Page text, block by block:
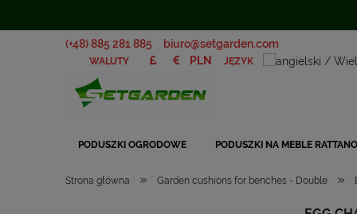
(+48) 885 281 885 biuro@setgarden.com
JĘZYK
WALUTY
PODUSZKI OGRODOWE PODUSZKI NA MEBLE
Strona główna » Garden cushions for benches - Double »